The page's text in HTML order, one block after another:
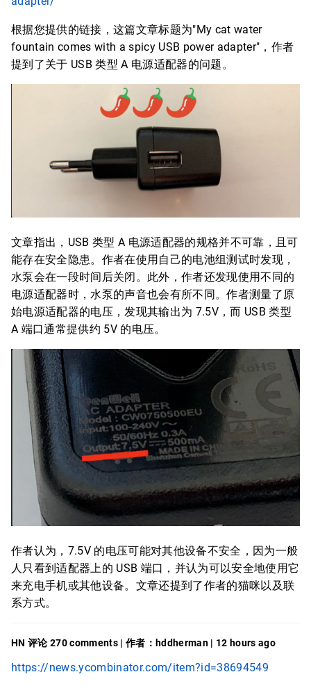
根据您提供的链接，这篇文章标题为"My cat water
fountain comes with a spicy USB power adapter"，作者
提到了关于 USB 类型 A 电源适配器的问题。
文章指出，USB 类型 A 电源适配器的规格并不可靠，且可
能存在安全隐患。作者在使用自己的电池组测试时发现，
水泵会在一段时间后关闭。此外，作者还发现使用不同的
电源适配器时，水泵的声音也会有所不同。作者测量了原
始电源适配器的电压，发现其输出为 7.5V，而 USB 类型
A 端口通常提供约 5V 的电压。
作者认为，7.5V 的电压可能对其他设备不安全，因为一般
人只看到适配器上的 USB 端口，并认为可以安全地使用它
来充电手机或其他设备。文章还提到了作者的猫咪以及联
系方式。
HN 评论 270 comments | 作者：hddherman | 12 hours ago
https://news.ycombinator.com/item?id=38694549